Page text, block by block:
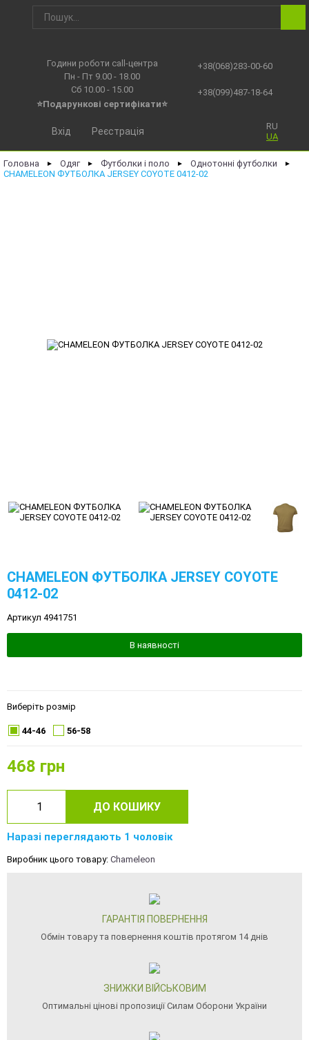
Години роботи call-центра
Пн - Пт 9.00 - 18.00
Сб 10.00 - 15.00
⭐Подарункові сертифікати⭐
+38(068)283-00-60
+38(099)487-18-64
RU
UA
Вхід Реєстрація
Головна ► Одяг ► Футболки і поло ► Однотонні футболки ►
CHAMELEON ФУТБОЛКА JERSEY COYOTE 0412-02
CHAMELEON ФУТБОЛКА JERSEY COYOTE
0412-02
Артикул 4941751
В наявності
Виберіть розмір
44-46 56-58
468 грн
ДО КОШИКУ
Наразі переглядають 1 чоловік
Виробник цього товару: Chameleon
ГАРАНТІЯ ПОВЕРНЕННЯ
Обмін товару та повернення коштів протягом 14 днів
ЗНИЖКИ ВІЙСЬКОВИМ
Оптимальні цінові пропозиції Силам Оборони України